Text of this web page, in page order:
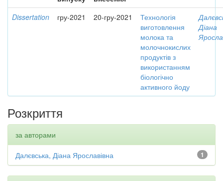
Dissertation гру-2021 20-гру-2021
Технологія
виготовлення
молока та
молочнокислих
продуктів з
використанням
біологічно
активного йоду
Діана
Розкриття
за авторами
1
Далєвська, Діана Ярославівна